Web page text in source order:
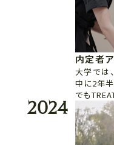
内定者
大学では
中に2年
でも
2024